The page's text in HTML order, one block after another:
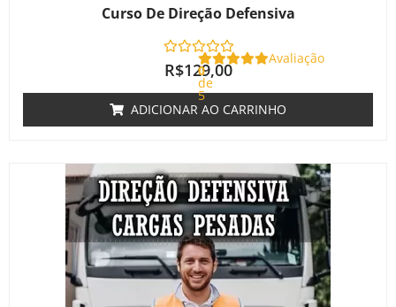
Curso De Direção Defensiva
Avaliação
0
de
5
R$129,00
ADICIONAR AO CARRINHO